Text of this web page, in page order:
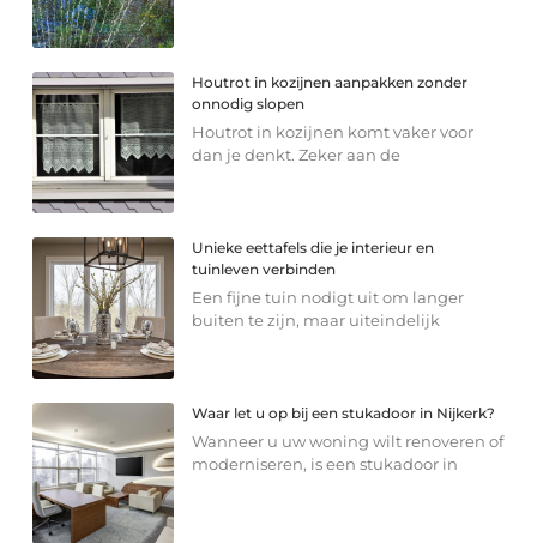
Houtrot in kozijnen aanpakken zonder
onnodig slopen
Houtrot in kozijnen komt vaker voor
dan je denkt. Zeker aan de
Unieke eettafels die je interieur en
tuinleven verbinden
Een fijne tuin nodigt uit om langer
buiten te zijn, maar uiteindelijk
Waar let u op bij een stukadoor in Nijkerk?
Wanneer u uw woning wilt renoveren of
moderniseren, is een stukadoor in